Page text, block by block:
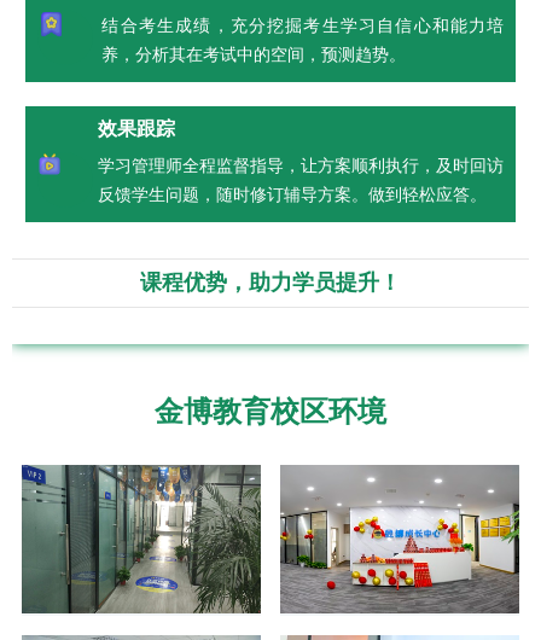
结合考生成绩，充分挖掘考生学习自信心和能力培
养，分析其在考试中的空间，预测趋势。
效果跟踪
学习管理师全程监督指导，让方案顺利执行，及时回访
反馈学生问题，随时修订辅导方案。做到轻松应答。
课程优势，助力学员提升！
金博教育校区环境